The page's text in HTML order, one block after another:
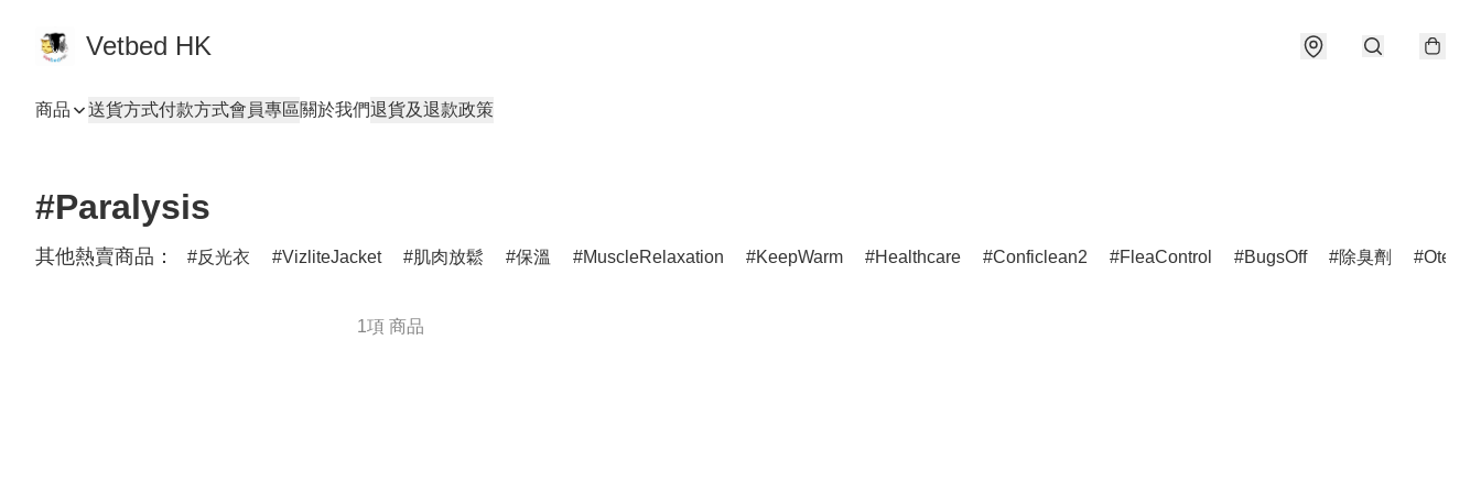
Vetbed HK
商品 送貨方式付款方式會員專區關於我們退貨及退款政策
#Paralysis
其他熱賣商品： 反光衣 VizliteJacket 肌肉放鬆 保溫 MuscleRelaxation KeepWarm Healthcare Conficlean2 FleaControl BugsOff 除臭劑 Otedex
1項 商品